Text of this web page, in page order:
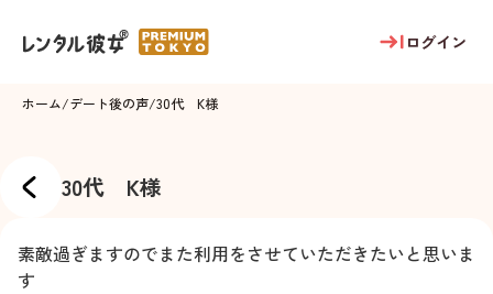
ログイン
ホーム/デート後の声/30代 K様
30代 K様
素敵過ぎますのでまた利用をさせていただきたいと思いま
す